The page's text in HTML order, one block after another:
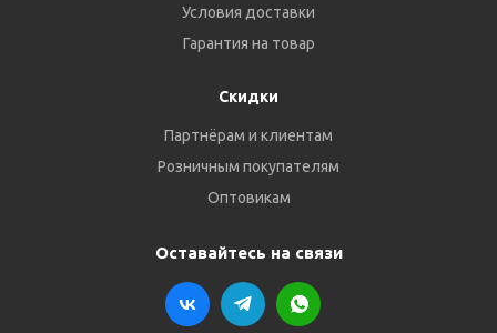
Условия доставки
Гарантия на товар
Скидки
Партнёрам и клиентам
Розничным покупателям
Оптовикам
Оставайтесь на связи